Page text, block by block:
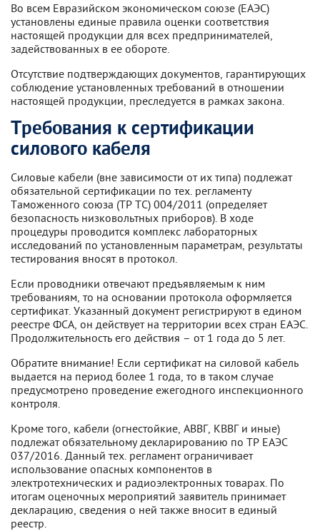
Во всем Евразийском экономическом союзе (ЕАЭС)
установлены единые правила оценки соответствия
настоящей продукции для всех предпринимателей,
задействованных в ее обороте.
Отсутствие подтверждающих документов, гарантирующих
соблюдение установленных требований в отношении
настоящей продукции, преследуется в рамках закона.
Требования к сертификации
силового кабеля
Силовые кабели (вне зависимости от их типа) подлежат
обязательной сертификации по тех. регламенту
Таможенного союза (ТР ТС) 004/2011 (определяет
безопасность низковольтных приборов). В ходе
процедуры проводится комплекс лабораторных
исследований по установленным параметрам, результаты
тестирования вносят в протокол.
Если проводники отвечают предъявляемым к ним
требованиям, то на основании протокола оформляется
сертификат. Указанный документ регистрируют в едином
реестре ФСА, он действует на территории всех стран ЕАЭС.
Продолжительность его действия – от 1 года до 5 лет.
Обратите внимание! Если сертификат на силовой кабель
выдается на период более 1 года, то в таком случае
предусмотрено проведение ежегодного инспекционного
контроля.
Кроме того, кабели (огнестойкие, АВВГ, КВВГ и иные)
подлежат обязательному декларированию по ТР ЕАЭС
037/2016. Данный тех. регламент ограничивает
использование опасных компонентов в
электротехнических и радиоэлектронных товарах. По
итогам оценочных мероприятий заявитель принимает
декларацию, сведения о ней также вносит в единый
реестр.